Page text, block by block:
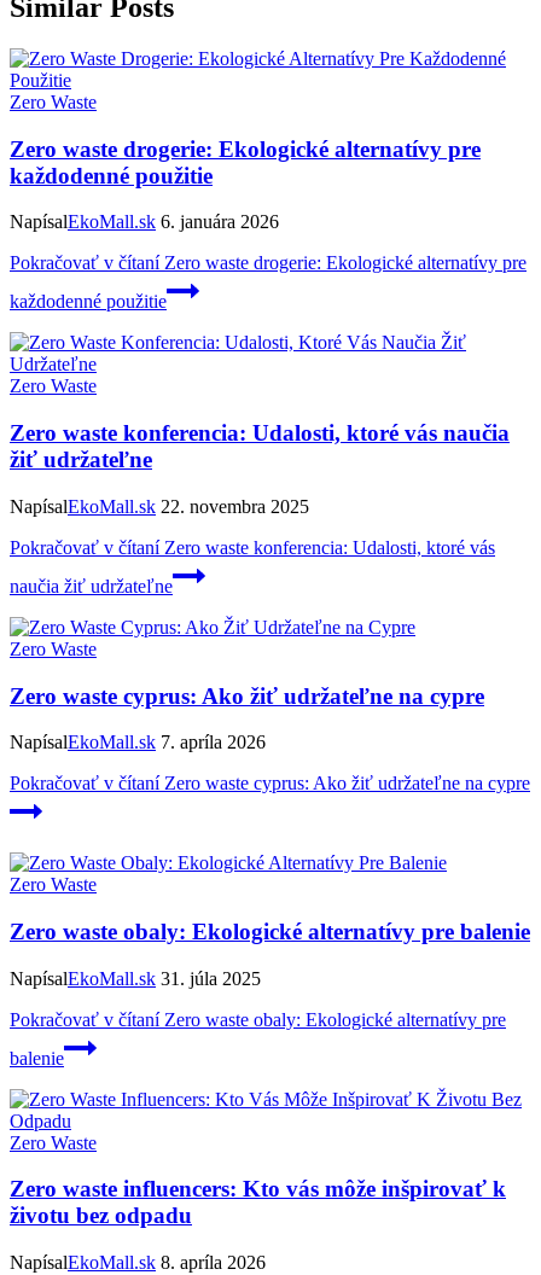
Similar Posts
Zero Waste
Zero waste drogerie: Ekologické alternatívy pre
každodenné použitie
NapísalEkoMall.sk 6. januára 2026
Pokračovať v čítaníZero waste drogerie: Ekologické alternatívy pre
každodenné použitie
Zero Waste
Zero waste konferencia: Udalosti, ktoré vás naučia
žiť udržateľne
NapísalEkoMall.sk 22. novembra 2025
Pokračovať v čítaníZero waste konferencia: Udalosti, ktoré vás
naučia žiť udržateľne
Zero Waste
Zero waste cyprus: Ako žiť udržateľne na cypre
NapísalEkoMall.sk 7. apríla 2026
Pokračovať v čítaníZero waste cyprus: Ako žiť udržateľne na cypre
Zero Waste
Zero waste obaly: Ekologické alternatívy pre balenie
NapísalEkoMall.sk 31. júla 2025
Pokračovať v čítaníZero waste obaly: Ekologické alternatívy pre
balenie
Zero Waste
Zero waste influencers: Kto vás môže inšpirovať k
životu bez odpadu
NapísalEkoMall.sk 8. apríla 2026